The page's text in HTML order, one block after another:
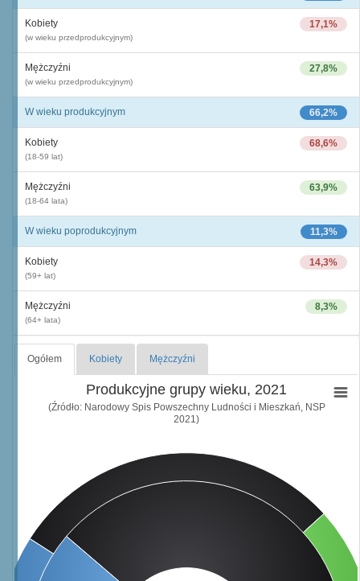
17,1%
Kobiety
(w wieku przedprodukcyjnym)
27,8%
Mężczyźni
(w wieku przedprodukcyjnym)
66,2%
W wieku produkcyjnym
68,6%
Kobiety
(18-59 lat)
63,9%
Mężczyźni
(18-64 lata)
11,3%
W wieku poprodukcyjnym
14,3%
Kobiety
(59+ lat)
8,3%
Mężczyźni
(64+ lata)
Ogółem Kobiety Mężczyźni
Produkcyjne grupy wieku, 2021
(Źródło: Narodowy Spis Powszechny Ludności i Mieszkań, NSP
2021)